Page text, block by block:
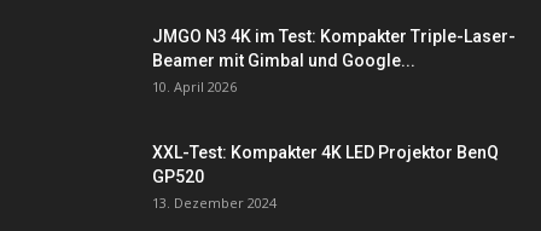
JMGO N3 4K im Test: Kompakter Triple-Laser-
Beamer mit Gimbal und Google...
10. April 2026
XXL-Test: Kompakter 4K LED Projektor BenQ
GP520
13. Dezember 2024